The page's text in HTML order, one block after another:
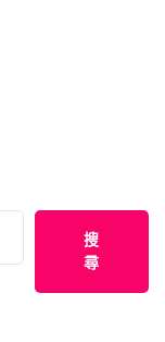
搜
尋